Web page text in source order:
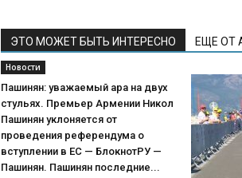
ЭТО МОЖЕТ БЫТЬ ИНТЕРЕСНО ЕЩЕ ОТ
Новости
Пашинян: уважаемый ара на двух
стульях. Премьер Армении Никол
Пашинян уклоняется от
проведения референдума о
вступлении в ЕС — БлокнотРУ —
Пашинян. Пашинян последние...